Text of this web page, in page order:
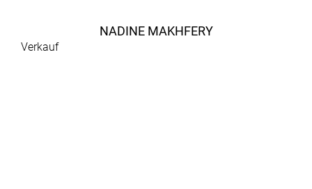
NADINE MAKHFERY
Verkauf